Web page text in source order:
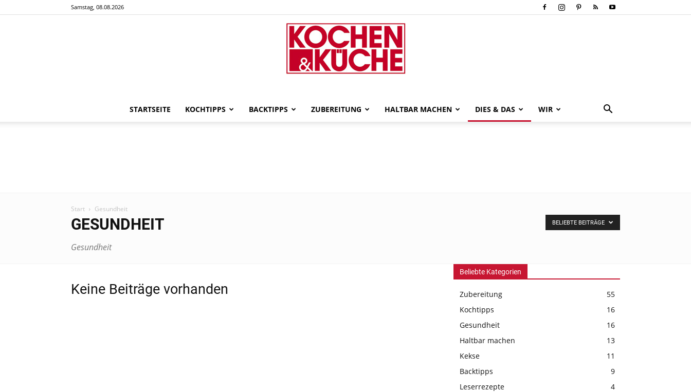
Samstag, 08.08.2026
gut-
STARTSEITE KOCHTIPPS BACKTIPPS ZUBEREITUNG HALTBAR MACHEN DIES & DAS WIR
Start Gesundheit
GESUNDHEIT
Gesundheit
BELIEBTE BEITRÄGE
Keine Beiträge vorhanden
Beliebte Kategorien
Zubereitung
55
Kochtipps
16
Gesundheit
16
Haltbar machen
13
Kekse
11
Backtipps
9
Leserrezepte
4